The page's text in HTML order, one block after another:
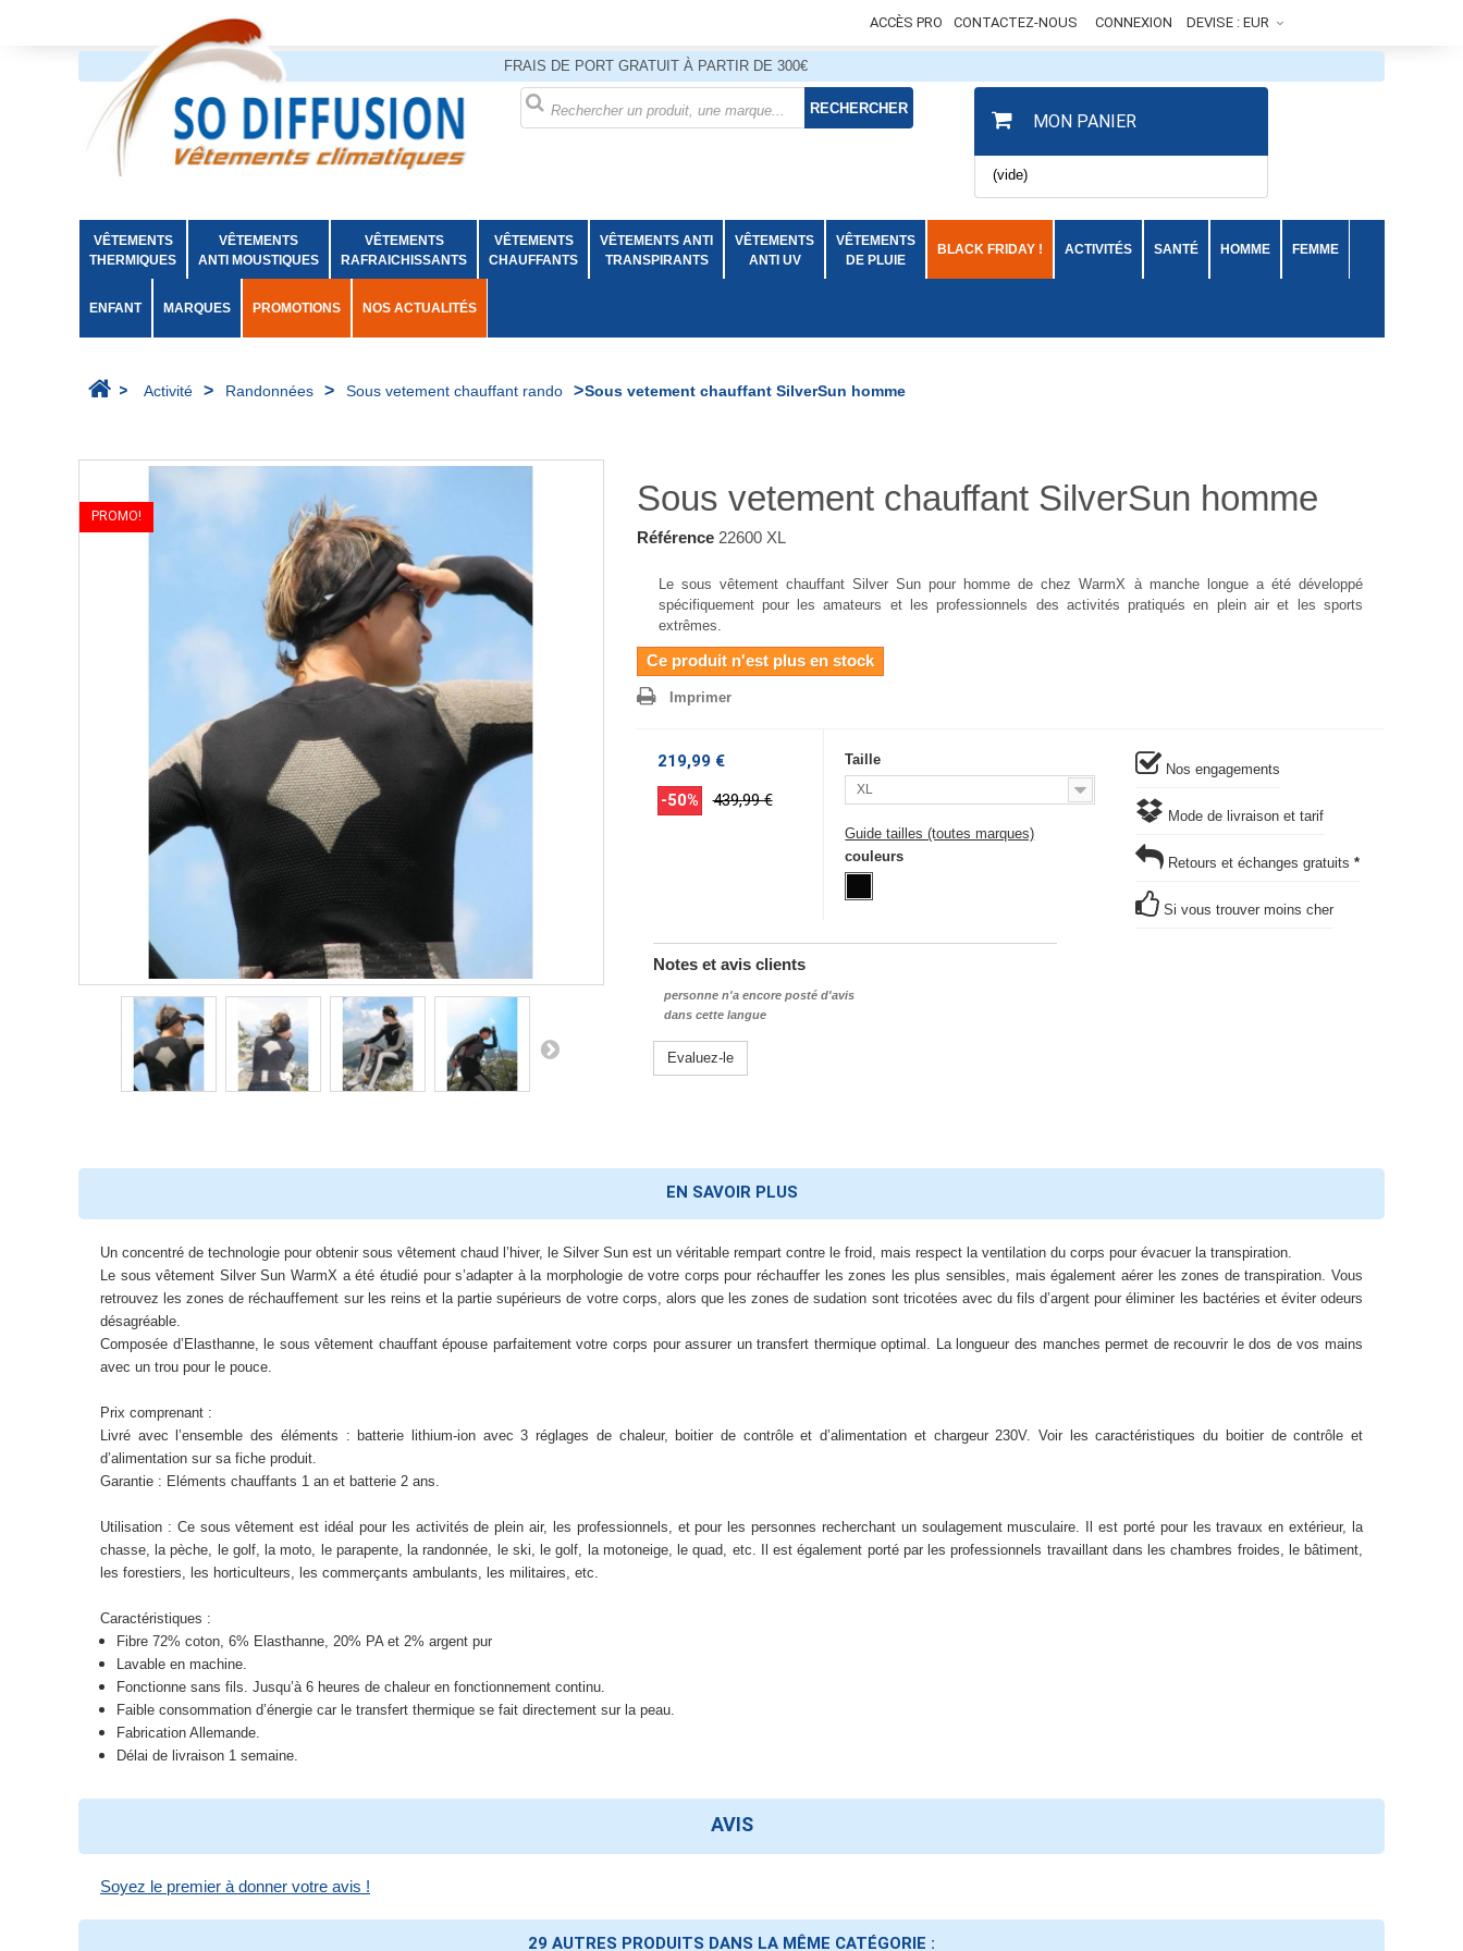
DEVISE : EUR
CONNEXION
ACCÈS PRO CONTACTEZ-NOUS
FRAIS DE PORT GRATUIT À PARTIR DE 300€
RECHERCHER
MON PANIER
(vide)
VÊTEMENTS
THERMIQUES
VÊTEMENTS
ANTI MOUSTIQUES
VÊTEMENTS
RAFRAICHISSANTS
VÊTEMENTS
CHAUFFANTS
VÊTEMENTS ANTI
TRANSPIRANTS
VÊTEMENTS
ANTI UV
VÊTEMENTS
DE PLUIE
BLACK FRIDAY ! ACTIVITÉS SANTÉ HOMME FEMME
ENFANT MARQUES PROMOTIONS NOS ACTUALITÉS
> Activité > Randonnées > Sous vetement chauffant rando >Sous vetement chauffant SilverSun homme
PROMO! Sous vetement chauffant SilverSun homme
Référence 22600 XL
Le sous vêtement chauffant Silver Sun pour homme de chez WarmX à manche longue a été développé
spécifiquement pour les amateurs et les professionnels des activités pratiqués en plein air et les sports
extrêmes.
Ce produit n'est plus en stock
Imprimer
219,99 €
-50%
439,99 €
Taille
XL
Guide tailles (toutes marques)
couleurs
Nos engagements
Mode de livraison et tarif
Retours et échanges gratuits *
Si vous trouver moins cher
Notes et avis clients
personne n'a encore posté d'avis
dans cette langue
Evaluez-le
EN SAVOIR PLUS
Un concentré de technologie pour obtenir sous vêtement chaud l’hiver, le Silver Sun est un véritable rempart contre le froid, mais respect la ventilation du corps pour évacuer la transpiration.
Le sous vêtement Silver Sun WarmX a été étudié pour s’adapter à la morphologie de votre corps pour réchauffer les zones les plus sensibles, mais également aérer les zones de transpiration. Vous
retrouvez les zones de réchauffement sur les reins et la partie supérieurs de votre corps, alors que les zones de sudation sont tricotées avec du fils d’argent pour éliminer les bactéries et éviter odeurs
désagréable.
Composée d’Elasthanne, le sous vêtement chauffant épouse parfaitement votre corps pour assurer un transfert thermique optimal. La longueur des manches permet de recouvrir le dos de vos mains
avec un trou pour le pouce.
Prix comprenant :
Livré avec l’ensemble des éléments : batterie lithium-ion avec 3 réglages de chaleur, boitier de contrôle et d’alimentation et chargeur 230V. Voir les caractéristiques du boitier de contrôle et
d’alimentation sur sa fiche produit.
Garantie : Eléments chauffants 1 an et batterie 2 ans.
Utilisation : Ce sous vêtement est idéal pour les activités de plein air, les professionnels, et pour les personnes recherchant un soulagement musculaire. Il est porté pour les travaux en extérieur, la
chasse, la pèche, le golf, la moto, le parapente, la randonnée, le ski, le golf, la motoneige, le quad, etc. Il est également porté par les professionnels travaillant dans les chambres froides, le bâtiment,
les forestiers, les horticulteurs, les commerçants ambulants, les militaires, etc.
Caractéristiques :
Fibre 72% coton, 6% Elasthanne, 20% PA et 2% argent pur
Lavable en machine.
Fonctionne sans fils. Jusqu’à 6 heures de chaleur en fonctionnement continu.
Faible consommation d’énergie car le transfert thermique se fait directement sur la peau.
Fabrication Allemande.
Délai de livraison 1 semaine.
AVIS
Soyez le premier à donner votre avis !
29 AUTRES PRODUITS DANS LA MÊME CATÉGORIE :